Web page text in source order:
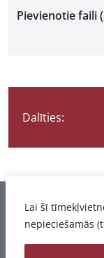
Lai šī
nepieciešamās
Pievienotie faili
Dalīties:
Informācija